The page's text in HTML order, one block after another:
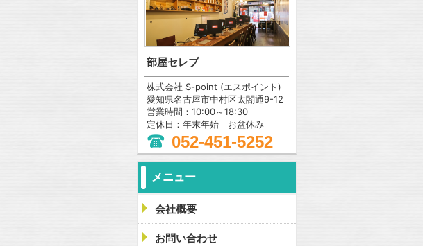
部屋セレブ
株式会社 S-point (エスポイント)
愛知県名古屋市中村区太閤通9-12
営業時間：10:00～18:30
定休日：年末年始 お盆休み
052-451-5252
メニュー
会社概要
お問い合わせ